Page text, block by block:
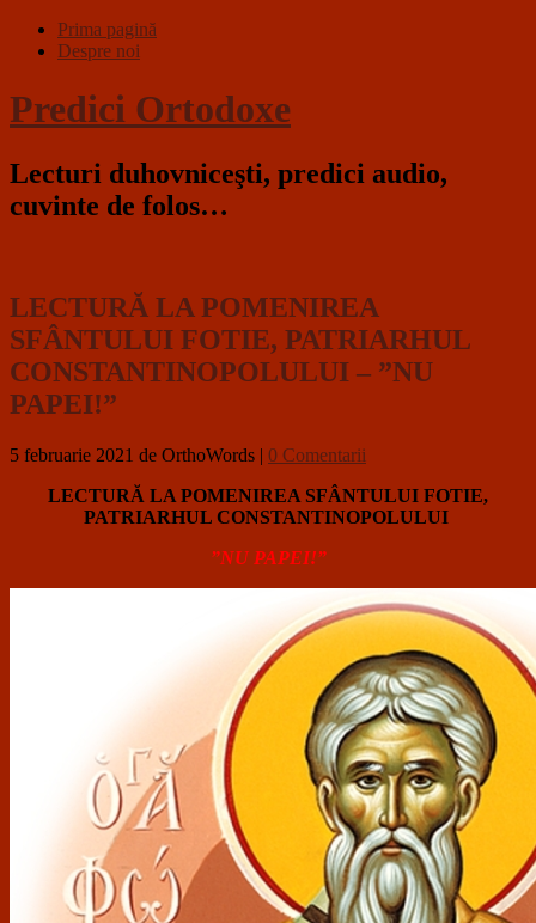
Prima pagină
Despre noi
Predici Ortodoxe
Lecturi duhovniceşti, predici audio,
cuvinte de folos…
LECTURĂ LA POMENIREA
SFÂNTULUI FOTIE, PATRIARHUL
CONSTANTINOPOLULUI – ”NU
PAPEI!”
5 februarie 2021 de OrthoWords | 0 Comentarii
LECTURĂ LA POMENIREA SFÂNTULUI FOTIE,
PATRIARHUL CONSTANTINOPOLULUI
”NU PAPEI!”